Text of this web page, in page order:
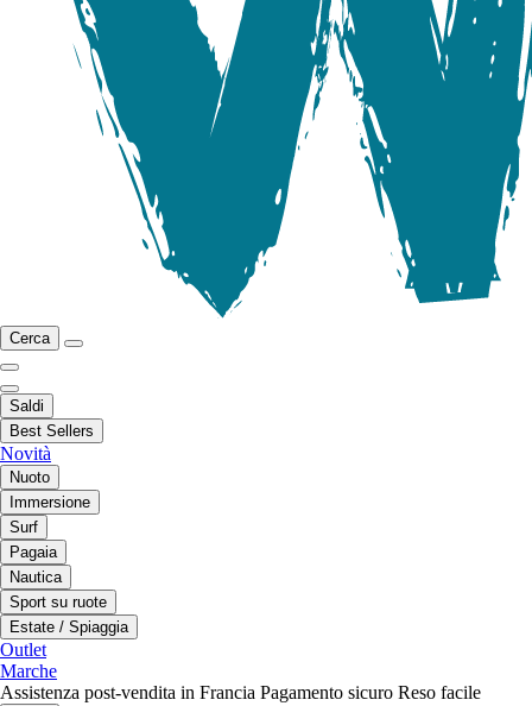
Cerca
Saldi
Best Sellers
Novità
Nuoto
Immersione
Surf
Pagaia
Nautica
Sport su ruote
Estate / Spiaggia
Outlet
Marche
Assistenza post-vendita in Francia Pagamento sicuro Reso facile